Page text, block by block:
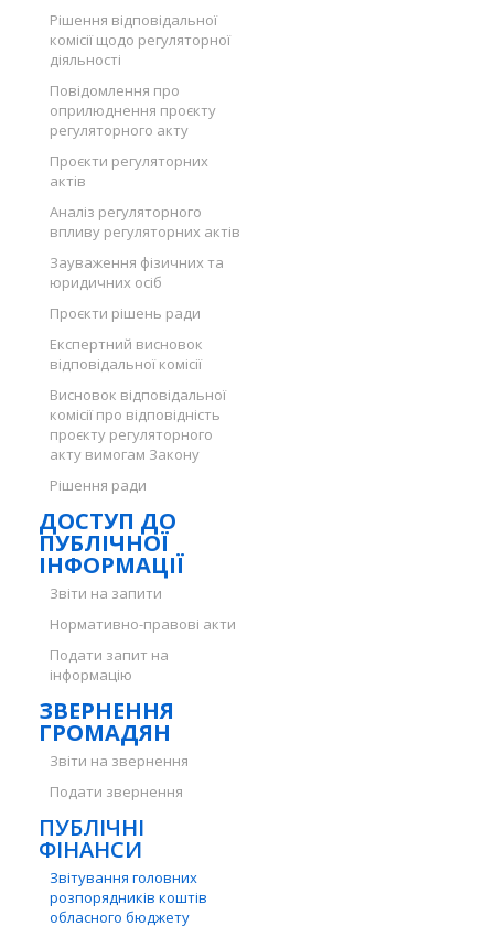
Рішення відповідальної
комісії щодо регуляторної
діяльності
Повідомлення про
оприлюднення проєкту
регуляторного акту
Проєкти регуляторних
актів
Аналіз регуляторного
впливу регуляторних актів
Зауваження фізичних та
юридичних осіб
Проєкти рішень ради
Експертний висновок
відповідальної комісії
Висновок відповідальної
комісії про відповідність
проєкту регуляторного
акту вимогам Закону
Рішення ради
ДОСТУП ДО
ПУБЛІЧНОЇ
ІНФОРМАЦІЇ
Звіти на запити
Нормативно-правові акти
Подати запит на
інформацію
ЗВЕРНЕННЯ
ГРОМАДЯН
Звіти на звернення
Подати звернення
ПУБЛІЧНІ
ФІНАНСИ
Звітування головних
розпорядників коштів
обласного бюджету